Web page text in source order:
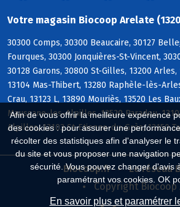
Afin de vous offrir la meilleure expérience
des cookies : pour assurer une
récolter des statistiques afin d'analyser le
du site et vous proposer une navigation
sécurité. Vous pouvez changer d'avis
paramétrant vos cookies. OK
En savoir plus et paramétrer
Votre magasin Biocoop Arelate
30300 Comps, 30300 Beaucaire, 30127
Fourques, 30300 Jonquières-St-Vincent,
30128 Garons, 30800 St-Gilles, 13200
13104 Mas-Thibert, 13280 Raphèle-lès-
Crau, 13123 L, 13890 Mouriès, 13520 Les
Maussane-les-Alpilles, 13520 Paradou,
Alpilles, 13103 St-Etienne-du-Grès, 13150
Biocoop.fr
Le réseau
Copyright Biocoop